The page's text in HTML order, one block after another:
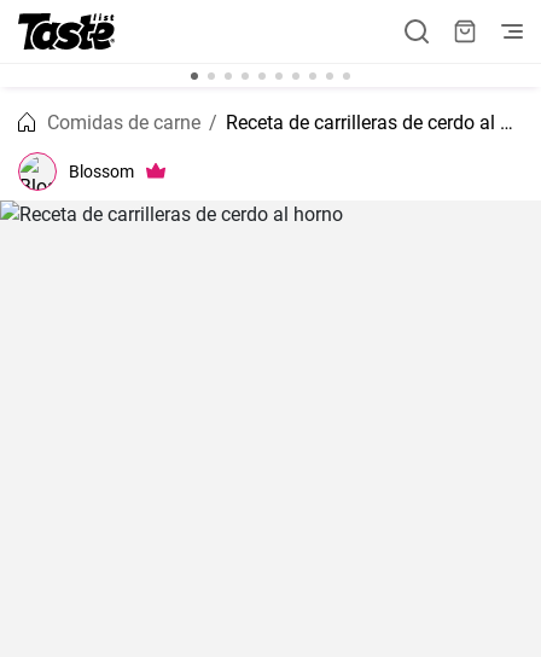
Comidas de carne Receta de carrilleras de cerdo al horno
Blossom